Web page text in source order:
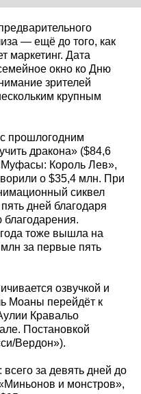
— ещё до того, как
маркетинг. Дата
окно ко Дню
зрителей
крупным
прошлогодним
дракона» ($84,6
Король Лев»,
о $35,4 млн. При
сиквел
дней благодаря
благодарения.
тоже вышла на
за первые пять
озвучкой и
Моаны перейдёт к
Кравальо
Постановкой
Вердон»).
всего за девять дней до
и монстров»,